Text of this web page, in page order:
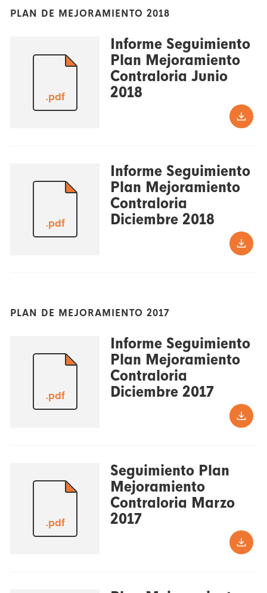
PLAN DE MEJORAMIENTO 2018
.pdf
Informe Seguimiento
Plan Mejoramiento
Contraloria Junio
2018
.pdf
Informe Seguimiento
Plan Mejoramiento
Contraloria
Diciembre 2018
PLAN DE MEJORAMIENTO 2017
.pdf
Informe Seguimiento
Plan Mejoramiento
Contraloria
Diciembre 2017
.pdf
Seguimiento Plan
Mejoramiento
Contraloria Marzo
2017